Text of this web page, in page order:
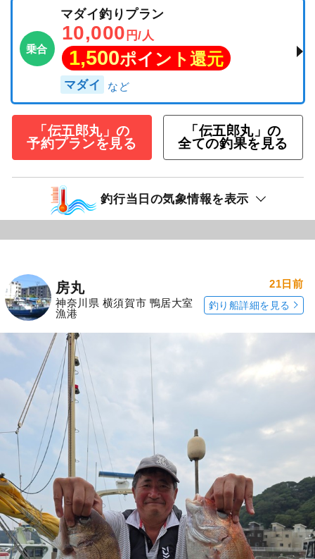
乗合
マダイ釣りプラン
10,000 円/人
1,500ポイント還元
マダイ
「伝五郎丸」の
予約プランを見る
「伝五郎丸」の
全ての釣果を見る
釣行当日の気象情報を表示
房丸
神奈川県 横須賀市 鴨居大室
漁港
21日前
釣り船詳細を見る